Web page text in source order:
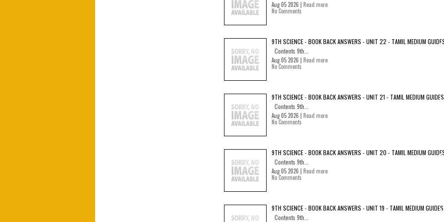
Aug 05 2026 | Read more
No Comments
9TH SCIENCE - BOOK BACK ANSWERS - UNIT 22 - TAMIL MEDIUM
Contents 9th...
Aug 05 2026 | Read more
No Comments
9TH SCIENCE - BOOK BACK ANSWERS - UNIT 21 - TAMIL MEDIUM GUIDES
Contents 9th...
Aug 05 2026 | Read more
No Comments
9TH SCIENCE - BOOK BACK ANSWERS - UNIT 20 - TAMIL MEDIUM
Contents 9th...
Aug 05 2026 | Read more
No Comments
9TH SCIENCE - BOOK BACK ANSWERS - UNIT 19 - TAMIL MEDIUM GUIDES
Contents 9th...